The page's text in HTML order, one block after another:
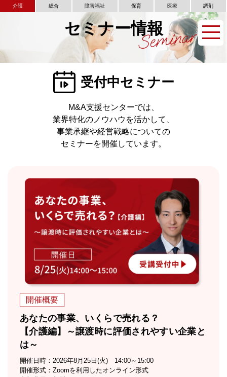
介護 総合 障害福祉 保育 医療 調剤
セミナー情報
受付中セミナー
M&A支援センターでは、
業界特化のノウハウを活かして、
事業承継や経営戦略についての
セミナーを開催しています。
開催概要
あなたの事業、いくらで売れる？
【介護編】～譲渡時に評価されやすい企業と
は～
開催日時：2026年8月25日(火) 14:00～15:00
開催形式：Zoomを利用したオンライン形式